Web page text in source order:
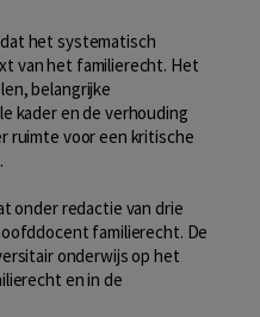
het systematisch
van het familierecht. Het
belangrijke
kader en de verhouding
ruimte voor een kritische
onder redactie van drie
familierecht. De
onderwijs op het
en in de